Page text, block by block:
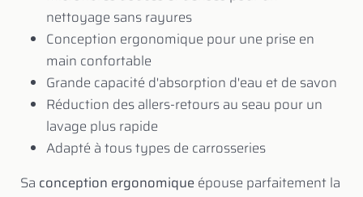
nettoyage sans rayures
Conception ergonomique pour une prise en
main confortable
Grande capacité d'absorption d'eau et de savon
Réduction des allers-retours au seau pour un
lavage plus rapide
Adapté à tous types de carrosseries
Sa conception ergonomiqueépouse parfaitement la